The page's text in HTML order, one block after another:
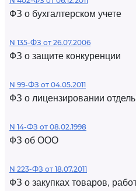
ФЗ о бухгалтерском учете
N 135-ФЗ от 26.07.2006
ФЗ о защите конкуренции
N 99-ФЗ от 04.05.2011
ФЗ о лицензировании
N 14-ФЗ от 08.02.1998
ФЗ об ООО
N 223-ФЗ от 18.07.2011
ФЗ о закупках товаров,